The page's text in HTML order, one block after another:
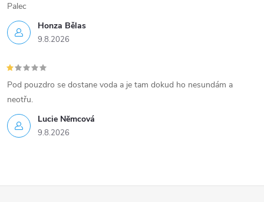
Honza Bělas
9.8.2026
Palec
Lucie Nĕmcová
9.8.2026
Pod pouzdro se dostane voda a je tam dokud ho nesundám a
neotřu.